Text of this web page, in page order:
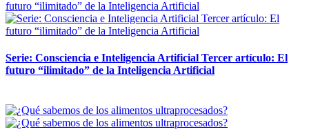
Serie: Consciencia e Inteligencia Artificial Tercer artículo: El
futuro “ilimitado” de la Inteligencia Artificial